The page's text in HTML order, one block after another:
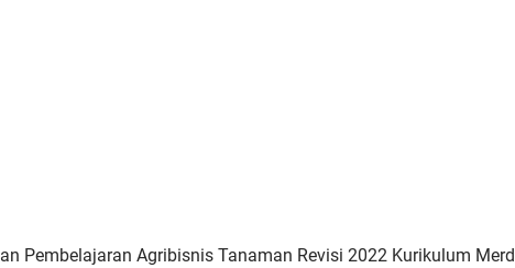
Pembelajaran Agribisnis Tanaman Revisi 2022 Kurikulum